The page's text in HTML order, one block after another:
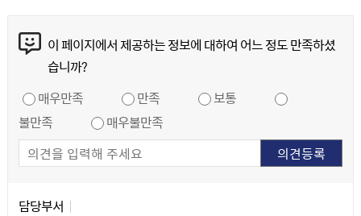
이 페이지에서 제공하는 정보에 대하여 어느 정도 만족하셨
습니까?
매우만족 만족
보통
불만족
매우불만족
담당부서